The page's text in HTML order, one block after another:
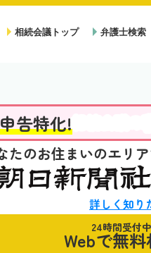
相続会議トップ 弁護士検索
告特化!
たのお住まいのエリ
詳しく知り
24時間受付中
Webで無